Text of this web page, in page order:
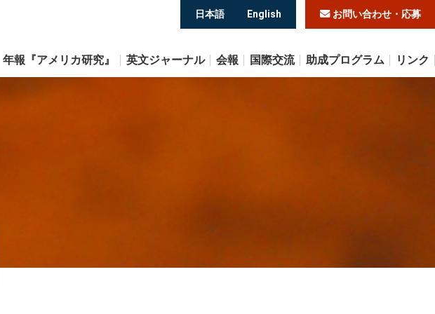
日本語 English お問い合わせ・応募
年報『アメリカ研究』 英文ジャーナル 会報 国際交流 助成プログラム リンク